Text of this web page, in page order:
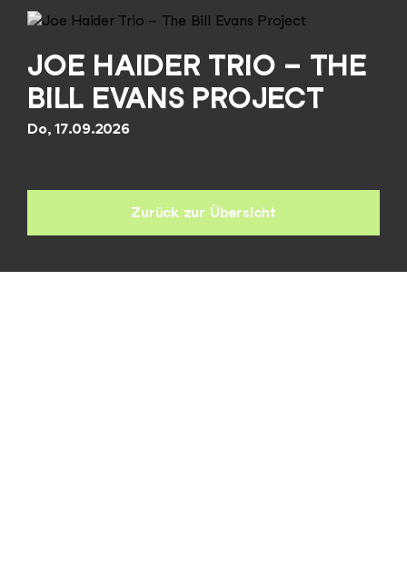
JOE HAIDER TRIO – THE
BILL EVANS PROJECT
Do, 17.09.2026
Zurück zur Übersicht